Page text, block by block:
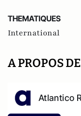
THEMATIQUES
International
A PROPOS
Atlantico